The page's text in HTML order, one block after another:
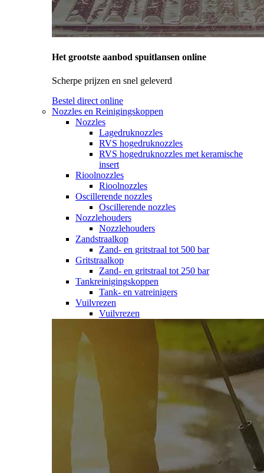
Het grootste aanbod spuitlansen online
Scherpe prijzen en snel geleverd
Bestel direct online
Nozzles en Reinigingskoppen
Nozzles
Lagedruknozzles
RVS hogedruknozzles
RVS hogedruknozzles met keramische
insert
Rioolnozzles
Rioolnozzles
Oscillerende nozzles
Oscillerende nozzles
Nozzlehouders
Nozzlehouders
Zandstraalkop
Zand- en gritstraal tot 500 bar
Gritstraalkop
Zand- en gritstraal tot 250 bar
Tankreinigingskoppen
Tank- en vatreinigers
Vuilvrezen
Vuilvrezen